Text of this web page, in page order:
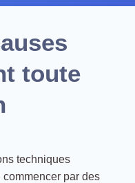
toute
techniques
par des